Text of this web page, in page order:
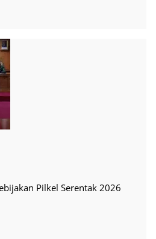
Pilkel Serentak 2026